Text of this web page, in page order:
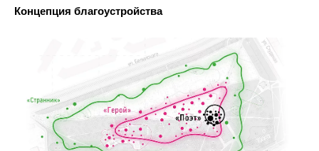
Концепция благоустройства